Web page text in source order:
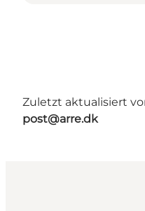
Zuletzt aktualisiert
post@arre.dk